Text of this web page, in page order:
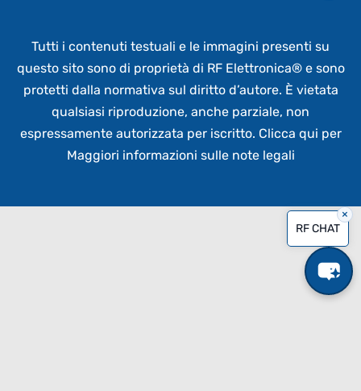
Tutti i contenuti testuali e le immagini presenti su
questo sito sono di proprietà di RF Elettronica® e sono
protetti dalla normativa sul diritto d’autore. È vietata
qualsiasi riproduzione, anche parziale, non
espressamente autorizzata per iscritto. Clicca qui per
Maggiori informazioni sulle note legali
RF CHAT
×